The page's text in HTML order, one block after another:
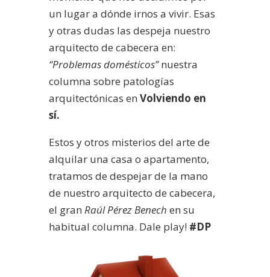
un lugar a dónde irnos a vivir. Esas
y otras dudas las despeja nuestro
arquitecto de cabecera en:
“Problemas domésticos”nuestra
columna sobre patologías
arquitectónicas en Volviendo en
sí.
Estos y otros misterios del arte de
alquilar una casa o apartamento,
tratamos de despejar de la mano
de nuestro arquitecto de cabecera,
el gran Raúl Pérez Benech en su
habitual columna. Dale play! #DP